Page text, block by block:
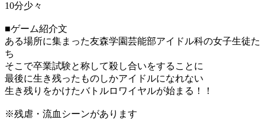
10分少々
■ゲーム紹介文
ある場所に集まった友森学園芸能部アイドル科の女子生徒た
ち
そこで卒業試験と称して殺し合いをすることに
最後に生き残ったものしかアイドルになれない
生き残りをかけたバトルロワイヤルが始まる！！
※残虐・流血シーンがあります